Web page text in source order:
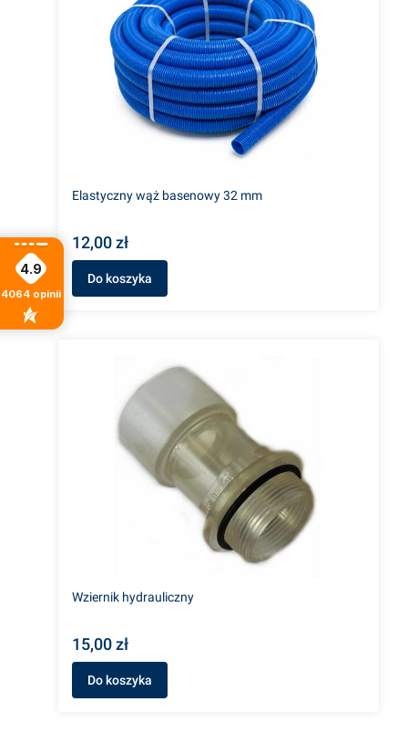
Elastyczny wąż basenowy 32 mm
12,00 zł
Do koszyka
Wziernik hydrauliczny
15,00 zł
Do koszyka
4.9
4064 opinii